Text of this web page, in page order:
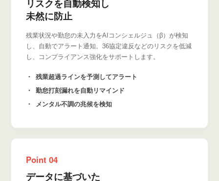
リスクを自動検知し
未然に防止
残業状況や勤怠の未入力をAIコンシェルジュ（β）が検知
し、自動でアラート通知。36協定違反などのリスクを低減
し、コンプライアンス強化をサポートします。
残業超過ラインを予測してアラート
勤怠打刻漏れを自動リマインド
メンタル不調の兆候を検知
Point 04
データに基づいた